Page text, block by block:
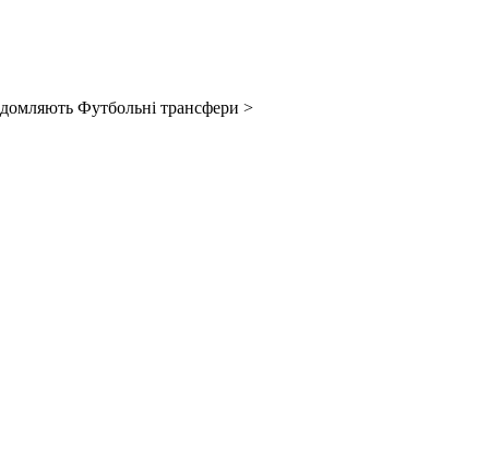
Футбольні трансфери >